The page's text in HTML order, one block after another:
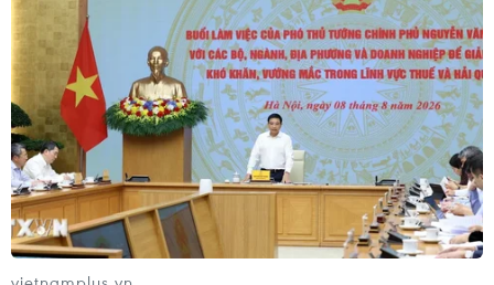
tuyển Điền kinh Việt Nam đang nỗ lực tập luyện để thi
đấu đạt thành tích cao nhất.